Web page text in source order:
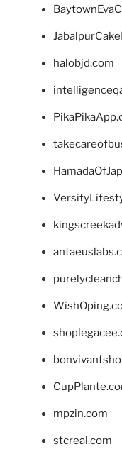
halobjd.com
mpzin.com
stcreal.com